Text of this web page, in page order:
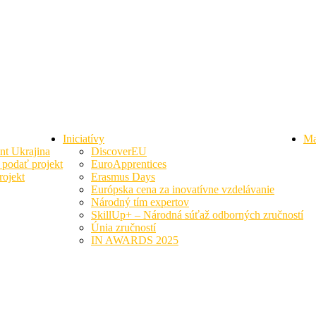
Ukrajina
podať projekt
Iniciatívy
DiscoverEU
EuroApprentices
Erasmus Days
Európska cena za inovatívne vzdelávanie
Národný tím expertov
SkillUp+ – Národná súťaž odborných zručností
Únia zručností
IN AWARDS 2025
VC Right Event Sidebar